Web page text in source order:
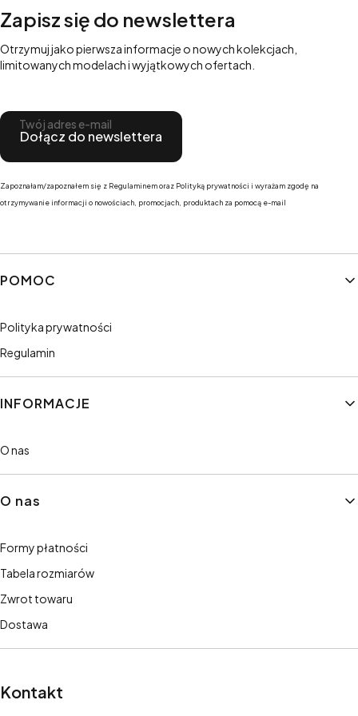
Zapisz się do newslettera
Otrzymuj jako pierwsza informacje o nowych kolekcjach,
limitowanych modelach i wyjątkowych ofertach.
Twój adres e-mail
Dołącz do newslettera
Zapoznałam/zapoznałem się z Regulaminem oraz Polityką prywatności i wyrażam zgodę na
otrzymywanie informacji o nowościach, promocjach, produktach za pomocą e-mail
Linki w stopce
POMOC
Polityka prywatności
Regulamin
INFORMACJE
O nas
O nas
Formy płatności
Tabela rozmiarów
Zwrot towaru
Dostawa
Kontakt